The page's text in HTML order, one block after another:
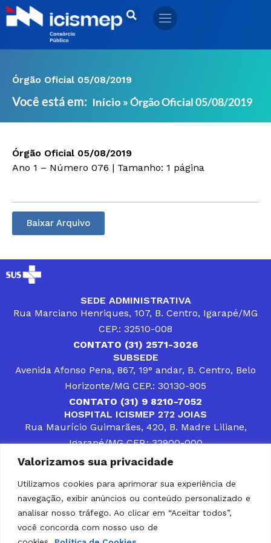
Valorizamos sua privacidade
Utilizamos cookies para aprimorar sua experiência de
navegação, exibir anúncios ou conteúdo personalizado e
analisar nosso tráfego. Ao clicar em “Aceitar todos”,
você concorda com nosso uso de
Ir
para
Órgão Oficial 05/08/2019
Você está em: Início »Órgão Oficial 05/08/2019
Órgão Oficial 05/08/2019
Ano 1 – Número 076 | Tamanho: 1 página
Baixar Arquivo
SEDE ADMINISTRATIVA
Rua Marciano Henriques, 107, B. Centro, Igarapé/MG
CEP.: 32510-008
CONTATO (31) 2571-3026
SUBSEDE
Avenida Afonso Pena, 867, 19° andar, B. Centro, Belo
Horizonte/MG CEP.: 30130-905
CONTATO (31) 9 8210-7052
HOSPITAL ICISMEP 272 JOIAS
Rua Maurício Guimarães, 420, B. Madre Liliane,
Igarapé/MG CEP.: 32900-000
CONTATOS (31) 3512-4400 ou (31) 9 8309-8660
DESENVOLVER SOLUÇÕES, AÇÕES E SERVIÇOS
PÚBLICOS QUE COMPLEMENTEM A ASSISTÊNCIA À
POPULAÇÃO DA REGIÃO EM QUE ATUA, SENDO
PARCEIRO DOS MUNICÍPIOS CONSORCIADOS NA
SOLUÇÃO DE DIFICULDADES ENFRENTADAS POR
GESTORES MUNICIPAIS, É O COMPROMISSO DO
ICISMEP.